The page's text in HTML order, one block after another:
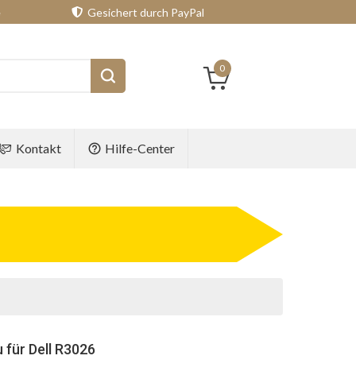
Gesichert durch PayPal
0
Kontakt Hilfe-Center
für Dell R3026